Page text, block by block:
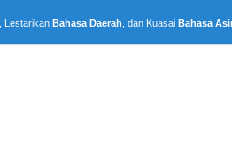
, Lestarikan Bahasa Daerah , dan Kuasai Bahasa